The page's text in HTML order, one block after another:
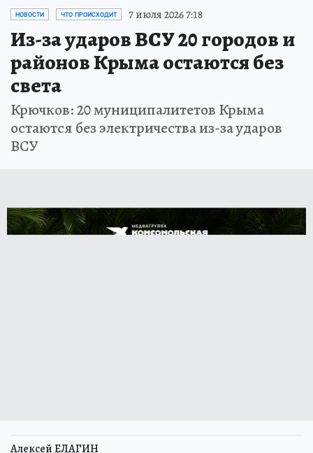
НОВОСТИ ЧТО ПРОИСХОДИТ 7 июля 2026 7:18
Из-за ударов ВСУ 20 городов и
районов Крыма остаются без
света
Крючков: 20 муниципалитетов Крыма
остаются без электричества из-за ударов
ВСУ
Алексей ЕЛАГИН